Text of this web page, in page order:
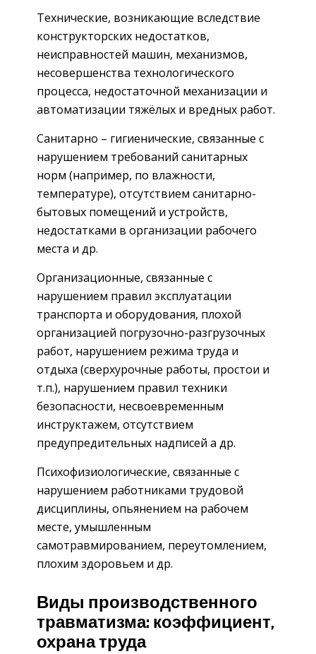
Технические, возникающие вследствие
конструкторских недостатков,
неисправностей машин, механизмов,
несовершенства технологического
процесса, недостаточной механизации и
автоматизации тяжёлых и вредных работ.
Санитарно – гигиенические, связанные с
нарушением требований санитарных
норм (например, по влажности,
температуре), отсутствием санитарно-
бытовых помещений и устройств,
недостатками в организации рабочего
места и др.
Организационные, связанные с
нарушением правил эксплуатации
транспорта и оборудования, плохой
организацией погрузочно-разгрузочных
работ, нарушением режима труда и
отдыха (сверхурочные работы, простои и
т.п.), нарушением правил техники
безопасности, несвоевременным
инструктажем, отсутствием
предупредительных надписей а др.
Психофизиологические, связанные с
нарушением работниками трудовой
дисциплины, опьянением на рабочем
месте, умышленным
самотравмированием, переутомлением,
плохим здоровьем и др.
Виды производственного
травматизма: коэффициент,
охрана труда